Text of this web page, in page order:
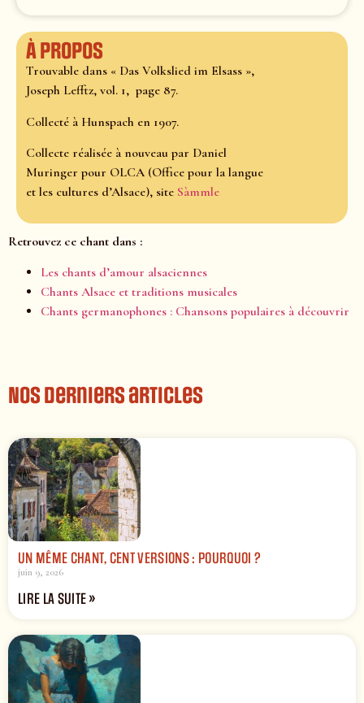
À propos
Trouvable dans « Das Volkslied im Elsass »,
Joseph Lefftz, vol. 1, page 87.
Collecté à Hunspach en 1907.
Collecte réalisée à nouveau par Daniel
Muringer pour OLCA (Office pour la langue
et les cultures d’Alsace), site Sàmmle
Retrouvez ce chant dans :
Les chants d’amour alsaciennes
Chants Alsace et traditions musicales
Chants germanophones : Chansons populaires à découvrir
Nos derniers articles
UN MÊME CHANT, CENT VERSIONS : POURQUOI ?
juin 9, 2026
LIRE LA SUITE »